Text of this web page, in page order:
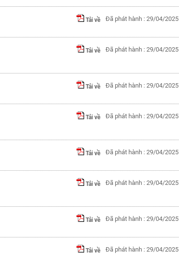
Tải về Đã phát hành : 29/04/2025
Tải về Đã phát hành : 29/04/2025
Tải về Đã phát hành : 29/04/2025
Tải về Đã phát hành : 29/04/2025
Tải về Đã phát hành : 29/04/2025
Tải về Đã phát hành : 29/04/2025
Tải về Đã phát hành : 29/04/2025
Tải về Đã phát hành : 29/04/2025